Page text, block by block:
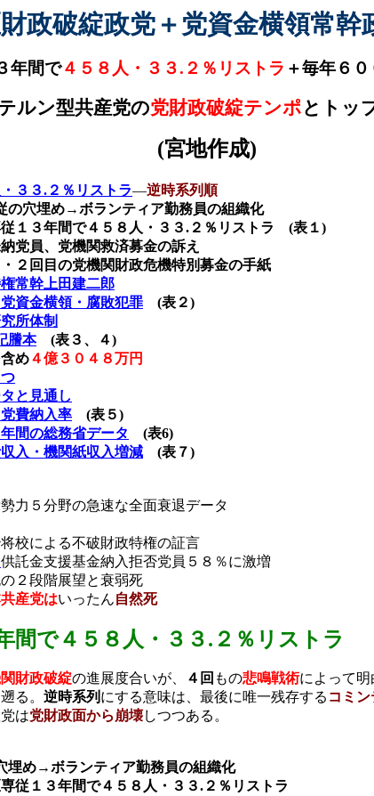
政破綻政党＋党資金横領常幹
年間で４５８人・３３. ２％リストラ ＋毎年６
ルン型共産党の党財政破綻テンポとトッ
(宮地作成)
３３. ２％リストラ―逆時系列順
の穴埋め→ボランティア勤務員の組織化
１３年間で４５８人・３３. ２％リストラ (表１)
党員、党機関救済募金の訴え
２回目の党機関財政危機特別募金の手紙
常幹上田建二郎
資金横領・腐敗犯罪 (表２)
所体制
謄本 (表３、４)
め４億３０４８万円
と見通し
費納入率 (表５)
間の総務省データ (表6)
入・機関紙収入増減 (表７)
力５分野の急速な全面衰退データ
校による不破財政特権の証言
供託金支援基金納入拒否党員５８％に激増
２段階展望と衰弱死
共産党はいったん自然死
間で４５８人・３３. ２％リストラ
財政破綻の進展度合いが、 ４回 もの悲鳴戦術によって明
る。 逆時系列 にする意味は、最後に唯一残存する コミ
は党財政面から崩壊しつつある。
埋め→ボランティア勤務員の組織化
従１３年間で４５８人・３３. ２％リストラ